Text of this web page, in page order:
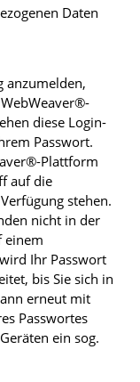
Daten
anzumelden,
diese Login-
Passwort.
Plattform
auf die
stehen.
nicht in der
einem
Ihr Passwort
bis Sie sich in
erneut mit
Passwortes
ein sog.